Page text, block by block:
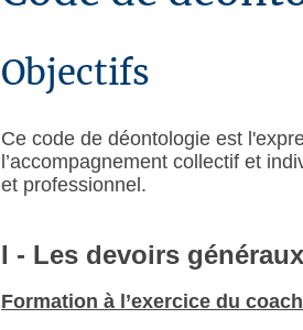
Objectifs
Ce code de déontologie est
l’accompagnement collectif et
et professionnel.
I - Les devoirs
Formation à l’exercice du